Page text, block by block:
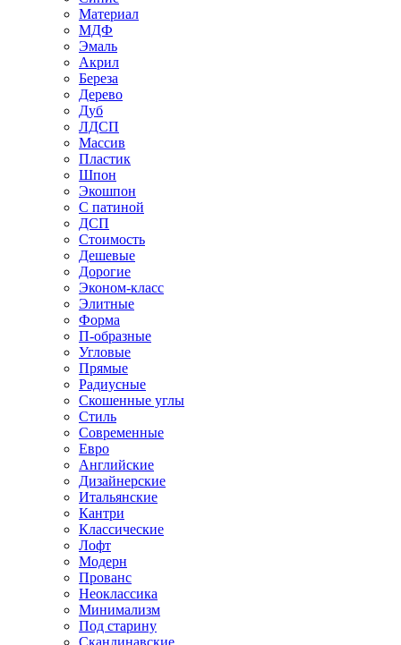
Материал
МДФ
Эмаль
Акрил
Береза
Дерево
Дуб
ЛДСП
Массив
Пластик
Шпон
Экошпон
С патиной
ДСП
Стоимость
Дешевые
Дорогие
Эконом-класс
Элитные
Форма
П-образные
Угловые
Прямые
Радиусные
Скошенные углы
Стиль
Современные
Евро
Английские
Дизайнерские
Итальянские
Кантри
Классические
Лофт
Модерн
Прованс
Неоклассика
Минимализм
Под старину
Скандинавские